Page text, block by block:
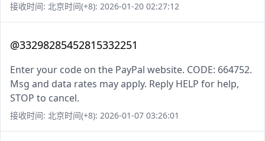
接收时间: 北京时间(+8): 2026-01-20 02:27:12
@33298285452815332251
Enter your code on the PayPal website. CODE: 664752.
Msg and data rates may apply. Reply HELP for help,
STOP to cancel.
接收时间: 北京时间(+8): 2026-01-07 03:26:01